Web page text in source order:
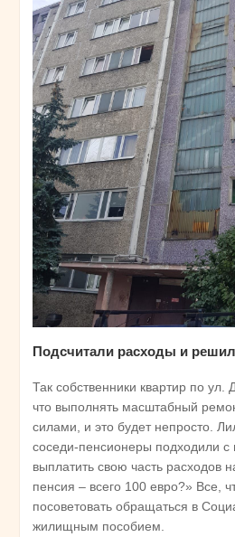
Подсчитали расходы и
Так собственники квартир по ул.
что выполнять масштабный
силами, и это будет непросто.
соседи-пенсионеры подходили
выплатить свою часть расходов
пенсия – всего 100 евро?» Все,
посоветовать обращаться в
жилищным пособием.